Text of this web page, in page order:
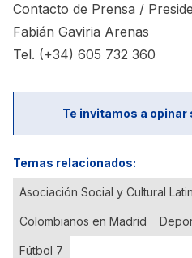
Contacto de Prensa /
Fabián Gaviria Arenas
Tel. (+34) 605 732 360
Te invitamos a opinar
Temas relacionados:
Asociación Social y Cultural
Colombianos en Madrid
Fútbol 7